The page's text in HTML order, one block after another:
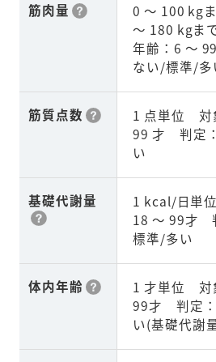
筋肉量
0 ～ 100 kg
～ 180 kgま
年齢：6 ～
ない/標準/多
筋質点数
1 点単位 対
99 才 判定
い
基礎代謝量
1 kcal/日単
18 ～ 99才
標準/多い
体内年齢
1 才単位 対
99才 判定
い(基礎代謝